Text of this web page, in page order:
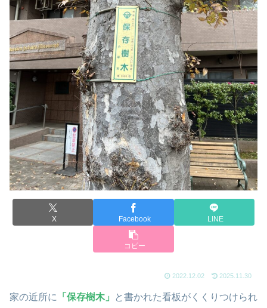
X Facebook LINE
コピー
2022.12.02 2025.11.30
家の近所に 「保存樹木」
と書かれた看板がくくりつけられ